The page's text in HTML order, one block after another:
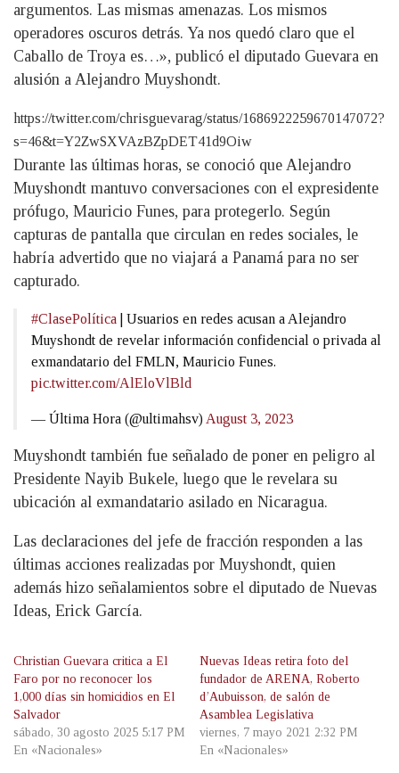
argumentos. Las mismas amenazas. Los mismos
operadores oscuros detrás. Ya nos quedó claro que el
Caballo de Troya es…», publicó el diputado Guevara en
alusión a Alejandro Muyshondt.
https://twitter.com/chrisguevarag/status/1686922259670147072?
s=46&t=Y2ZwSXVAzBZpDET41d9Oiw
Durante las últimas horas, se conoció que Alejandro
Muyshondt mantuvo conversaciones con el expresidente
prófugo, Mauricio Funes, para protegerlo. Según
capturas de pantalla que circulan en redes sociales, le
habría advertido que no viajará a Panamá para no ser
capturado.
#ClasePolítica | Usuarios en redes acusan a Alejandro
Muyshondt de revelar información confidencial o privada al
exmandatario del FMLN, Mauricio Funes.
pic.twitter.com/AlEloVlBld
— Última Hora (@ultimahsv) August 3, 2023
Muyshondt también fue señalado de poner en peligro al
Presidente Nayib Bukele, luego que le revelara su
ubicación al exmandatario asilado en Nicaragua.
Las declaraciones del jefe de fracción responden a las
últimas acciones realizadas por Muyshondt, quien
además hizo señalamientos sobre el diputado de Nuevas
Ideas, Erick García.
Christian Guevara critica a El
Faro por no reconocer los
1,000 días sin homicidios en El
Salvador
sábado, 30 agosto 2025 5:17 PM
En «Nacionales»
Nuevas Ideas retira foto del
fundador de ARENA, Roberto
d’Aubuisson, de salón de
Asamblea Legislativa
viernes, 7 mayo 2021 2:32 PM
En «Nacionales»